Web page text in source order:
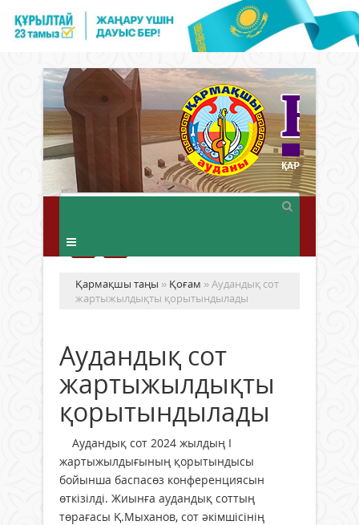
Қармақшы таңы » Қоғам » Аудандық сот
жартыжылдықты қорытындылады
Аудандық сот
жартыжылдықты
қорытындылады
Аудандық сот 2024 жылдың І
жартыжылдығының қорытындысы
бойынша баспасөз конференциясын
өткізілді. Жиынға аудандық соттың
төрағасы Қ.Мыханов, сот әкімшісінің